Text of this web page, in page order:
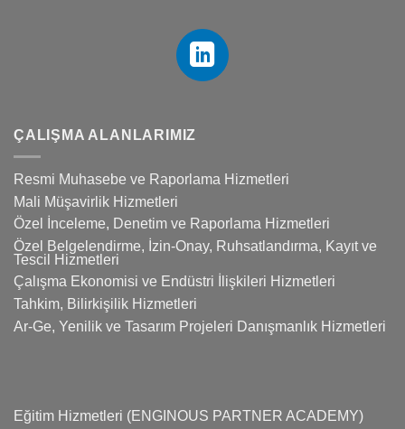
ÇALIŞMA ALANLARIMIZ
Resmi Muhasebe ve Raporlama Hizmetleri
Mali Müşavirlik Hizmetleri
Özel İnceleme, Denetim ve Raporlama Hizmetleri
Özel Belgelendirme, İzin-Onay, Ruhsatlandırma, Kayıt ve
Tescil Hizmetleri
Çalışma Ekonomisi ve Endüstri İlişkileri Hizmetleri
Tahkim, Bilirkişilik Hizmetleri
Ar-Ge, Yenilik ve Tasarım Projeleri Danışmanlık Hizmetleri
Eğitim Hizmetleri (ENGINOUS PARTNER ACADEMY)